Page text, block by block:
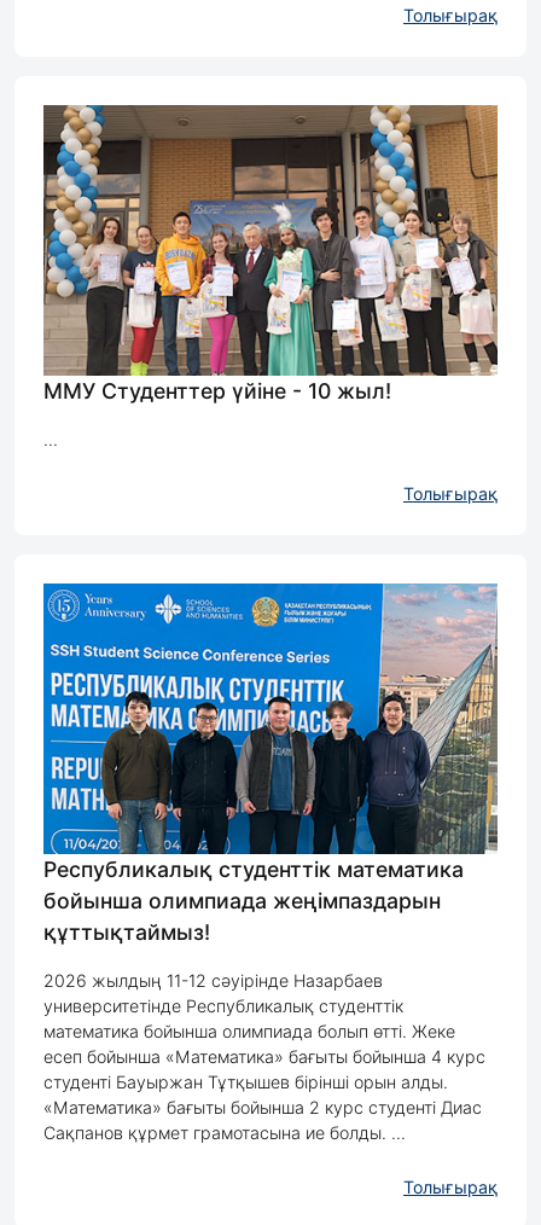
Толығырақ
ММУ Студенттер үйіне - 10 жыл!
...
Толығырақ
Республикалық студенттік математика
бойынша олимпиада жеңімпаздарын
құттықтаймыз!
2026 жылдың 11-12 сәуірінде Назарбаев
университетінде Республикалық студенттік
математика бойынша олимпиада болып өтті. Жеке
есеп бойынша «Математика» бағыты бойынша 4 курс
студенті Бауыржан Тұтқышев бірінші орын алды.
«Математика» бағыты бойынша 2 курс студенті Диас
Сақпанов құрмет грамотасына ие болды. ...
Толығырақ